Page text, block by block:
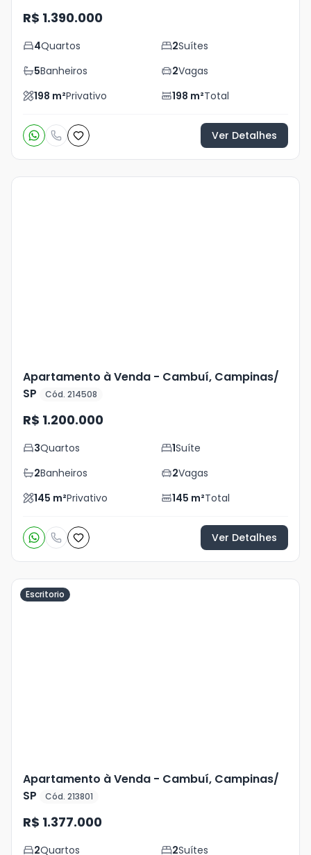
R$ 1.390.000
4Quartos 2Suítes
5Banheiros 2Vagas
198 m²Privativo 198 m²Total
Ver Detalhes
Apartamento à Venda - Cambuí, Campinas/
SP
Cód. 214508
R$ 1.200.000
3Quartos 1Suíte
2Banheiros 2Vagas
145 m²Privativo 145 m²Total
Ver Detalhes
Escritorio
Apartamento à Venda - Cambuí, Campinas/
SP
Cód. 213801
R$ 1.377.000
2Quartos 2Suítes